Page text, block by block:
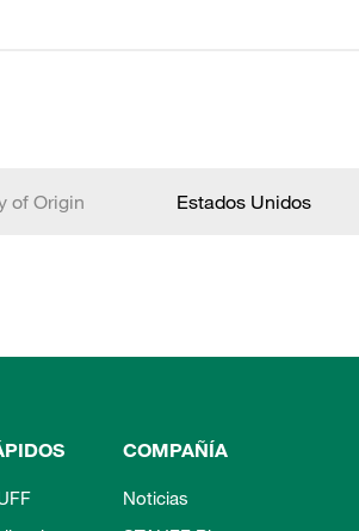
of Origin Estados Unidos
COMPAÑÍA
Noticias